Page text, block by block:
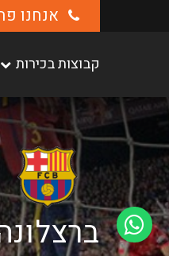
אנחנו
קבוצות בכירות